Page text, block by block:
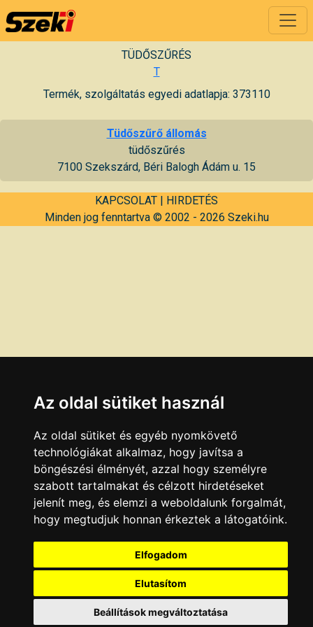
TÜDŐSZŰRÉS
T
Termék, szolgáltatás egyedi adatlapja: 373110
Tüdőszűrő állomás
tüdőszűrés
7100 Szekszárd, Béri Balogh Ádám u. 15
KAPCSOLAT | HIRDETÉS
Minden jog fenntartva © 2002 - 2026 Szeki.hu
Az oldal sütiket használ
Az oldal sütiket és egyéb nyomkövető
technológiákat alkalmaz, hogy javítsa a
böngészési élményét, azzal hogy személyre
szabott tartalmakat és célzott hirdetéseket
jelenít meg, és elemzi a weboldalunk forgalmát,
hogy megtudjuk honnan érkeztek a látogatóink.
Elfogadom
Elutasítom
Beállítások megváltoztatása